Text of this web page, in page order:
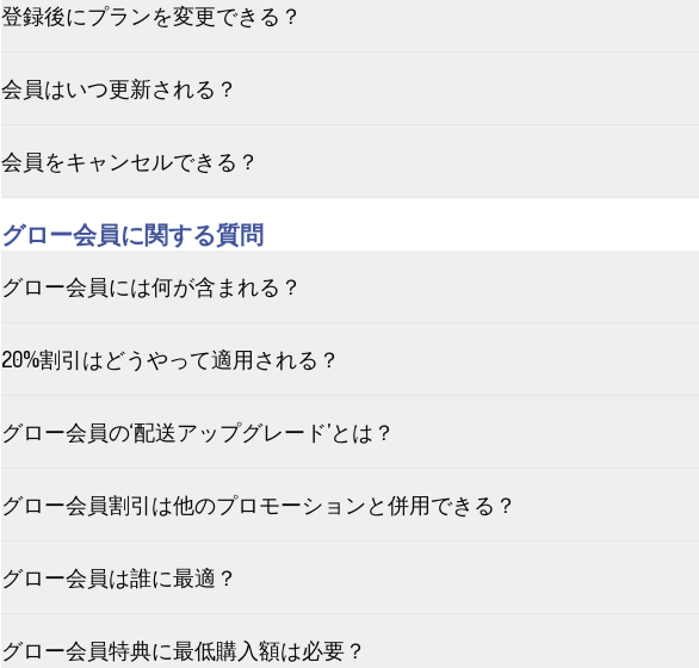
登録後にプランを変更できる？
会員はいつ更新される？
会員をキャンセルできる？
グロー会員に関する質問
グロー会員には何が含まれる？
20%割引はどうやって適用される？
グロー会員の‘配送アップグレード’とは？
グロー会員割引は他のプロモーションと併用できる？
グロー会員は誰に最適？
グロー会員特典に最低購入額は必要？